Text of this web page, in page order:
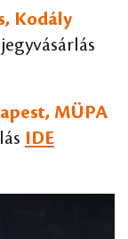
Kodály
MÜPA
IDE